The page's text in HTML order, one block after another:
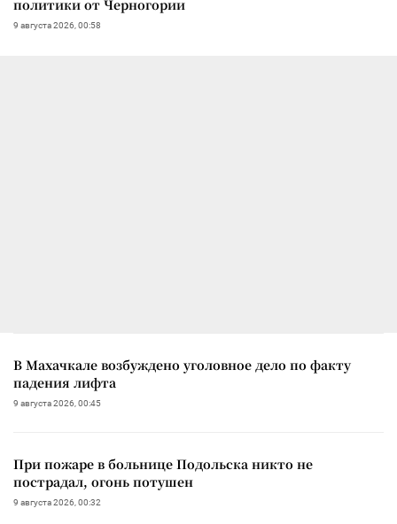
политики от Черногории
9 августа 2026, 00:58
В Махачкале возбуждено уголовное дело по факту
падения лифта
9 августа 2026, 00:45
При пожаре в больнице Подольска никто не
пострадал, огонь потушен
9 августа 2026, 00:32